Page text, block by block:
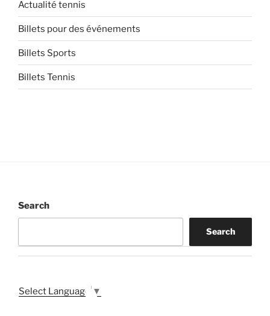
Actualité tennis
Billets pour des événements
Billets Sports
Billets Tennis
Search
Search
Select Language ▼